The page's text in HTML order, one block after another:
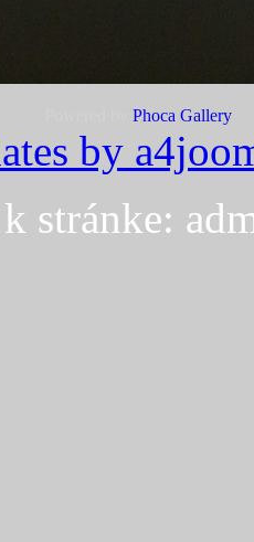
Phoca Gallery
by
stránke: